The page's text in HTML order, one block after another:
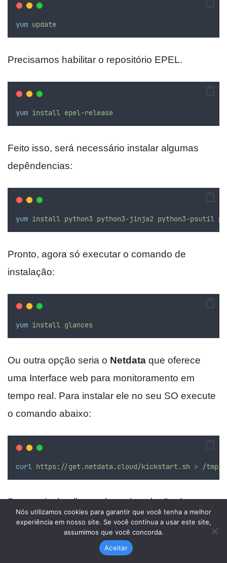
yum update
Precisamos habilitar o repositório EPEL.
yum install epel-release
Feito isso, será necessário instalar algumas
depêndencias:
yum install python3 python3-jinja2 python3-psutil
Pronto, agora só executar o comando de
instalação:
yum install glances
Ou outra opção seria o Netdata que oferece
uma Interface web para monitoramento em
tempo real. Para instalar ele no seu SO execute
o comando abaixo:
curl https://get.netdata.cloud/kickstart.sh > /tmp/
Para mais detalhes sobre a instalação do
Netdata, confira a documentação oficial
acessando esse link.
Nós utilizamos cookies para garantir que você tenha a melhor
experiência em nosso site. Se você continua a usar este site,
assumimos que você concorda.
Aceitar